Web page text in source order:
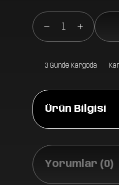
3 Günde Kargoda
Ürün Bilgisi
Yorumlar (0)